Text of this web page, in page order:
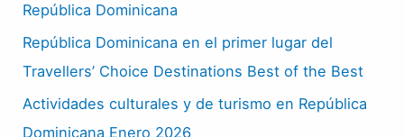
República Dominicana
República Dominicana en el primer lugar del
Travellers’ Choice Destinations Best of the Best
Actividades culturales y de turismo en República
Dominicana Enero 2026